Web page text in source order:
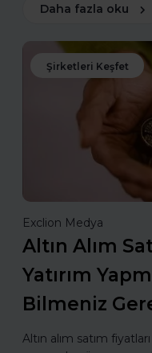
Daha fazla oku
Şirketleri Keşfet
Exclion Medya
Altın Alım
Yatırım
Bilmeniz
Altın alım satım